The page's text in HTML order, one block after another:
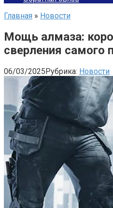
Главная » Новости
Мощь алмаза:
сверления самого
06/03/2025Рубрика: Новости